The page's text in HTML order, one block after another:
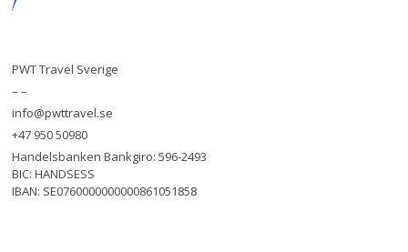
PWT Travel Sverige
– –
info@pwttravel.se
+47 950 50980
Handelsbanken Bankgiro: 596-2493
BIC: HANDSESS
IBAN: SE0760000000000861051858